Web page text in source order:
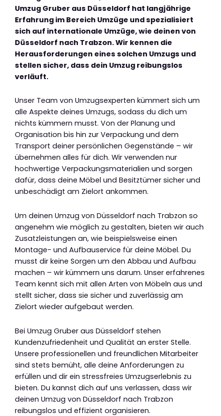
Umzug Gruber aus Düsseldorf hat langjährige
Erfahrung im Bereich Umzüge und spezialisiert
sich auf internationale Umzüge, wie deinen von
Düsseldorf nach Trabzon. Wir kennen die
Herausforderungen eines solchen Umzugs und
stellen sicher, dass dein Umzug reibungslos
verläuft.
Unser Team von Umzugsexperten kümmert sich um
alle Aspekte deines Umzugs, sodass du dich um
nichts kümmern musst. Von der Planung und
Organisation bis hin zur Verpackung und dem
Transport deiner persönlichen Gegenstände – wir
übernehmen alles für dich. Wir verwenden nur
hochwertige Verpackungsmaterialien und sorgen
dafür, dass deine Möbel und Besitztümer sicher und
unbeschädigt am Zielort ankommen.
Um deinen Umzug von Düsseldorf nach Trabzon so
angenehm wie möglich zu gestalten, bieten wir auch
Zusatzleistungen an, wie beispielsweise einen
Montage- und Aufbauservice für deine Möbel. Du
musst dir keine Sorgen um den Abbau und Aufbau
machen – wir kümmern uns darum. Unser erfahrenes
Team kennt sich mit allen Arten von Möbeln aus und
stellt sicher, dass sie sicher und zuverlässig am
Zielort wieder aufgebaut werden.
Bei Umzug Gruber aus Düsseldorf stehen
Kundenzufriedenheit und Qualität an erster Stelle.
Unsere professionellen und freundlichen Mitarbeiter
sind stets bemüht, alle deine Anforderungen zu
erfüllen und dir ein stressfreies Umzugserlebnis zu
bieten. Du kannst dich auf uns verlassen, dass wir
deinen Umzug von Düsseldorf nach Trabzon
reibungslos und effizient organisieren.